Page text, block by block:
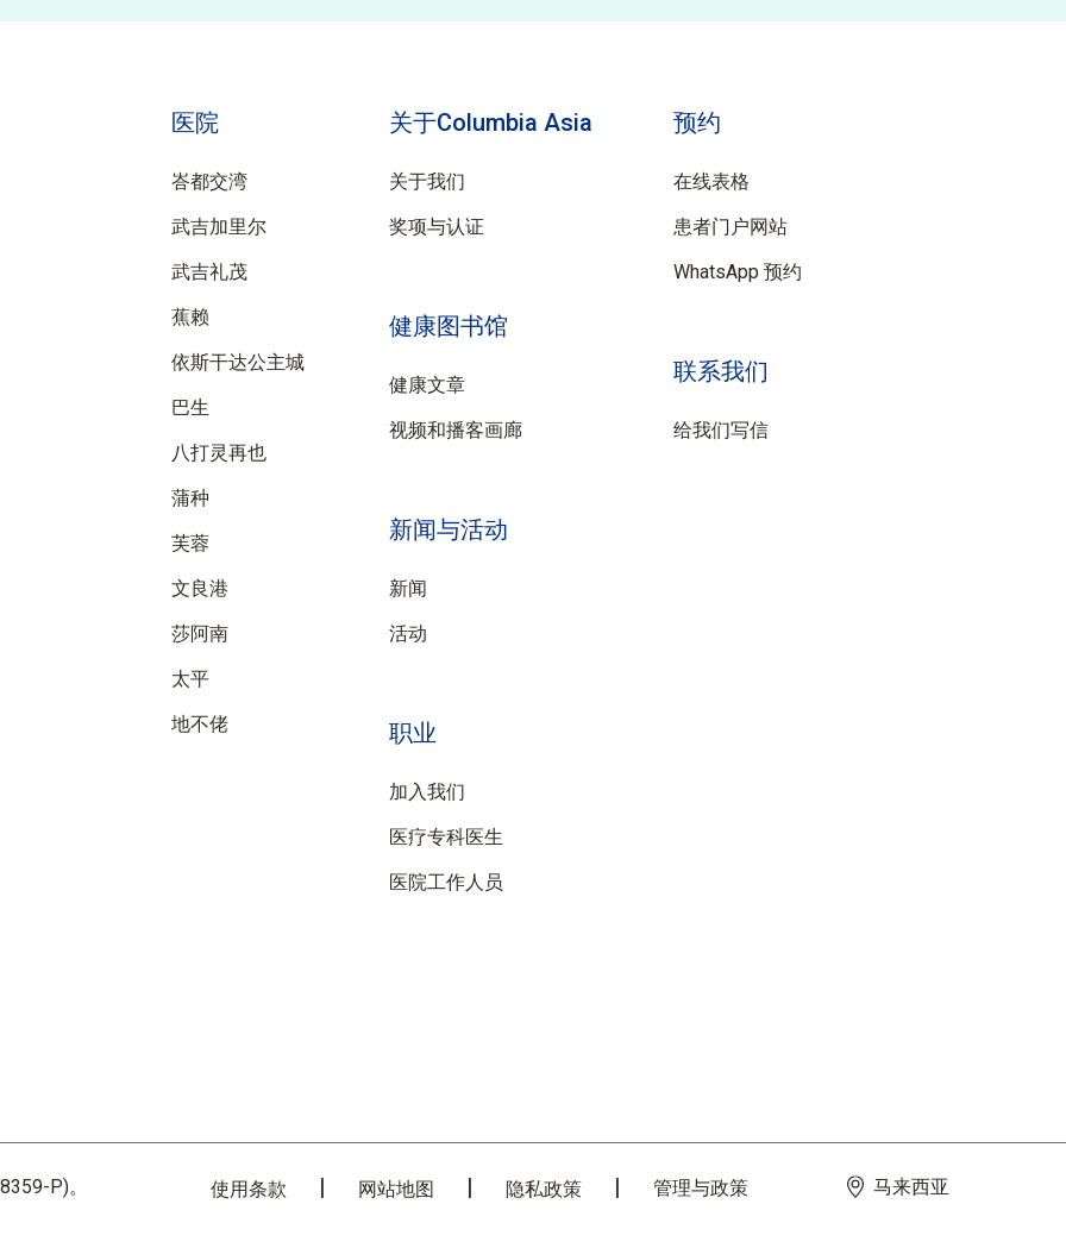
填)
医院
峇都交湾
武吉加里尔
武吉礼茂
蕉赖
依斯干达公主城
巴生
八打灵再也
蒲种
芙蓉
文良港
莎阿南
太平
地不佬
关于Columbia Asia
关于我们
奖项与认证
健康图书馆
健康文章
视频和播客画廊
新闻与活动
新闻
活动
职业
加入我们
医疗专科医生
医院工作人员
预约
在线表格
患者门户网站
WhatsApp 预约
联系我们
给我们写信
P)。 使用条款 网站地图 隐私政策 管理与政策 马来西亚